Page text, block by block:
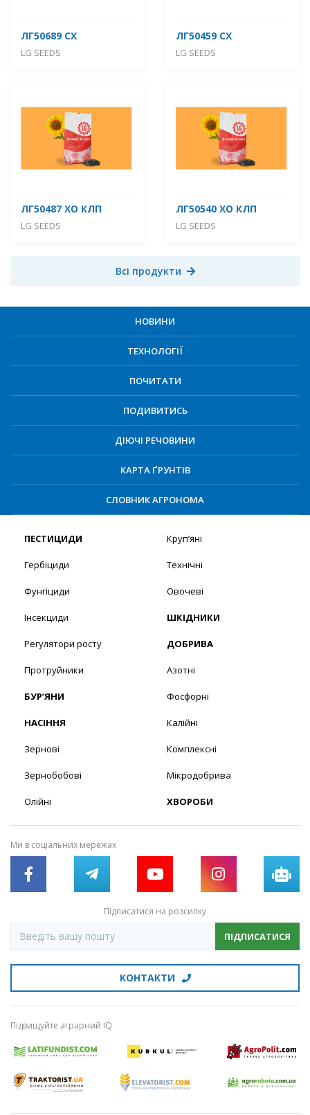
ЛГ50689 СХ
LG SEEDS
ЛГ50459 СХ
LG SEEDS
ЛГ50487 ХО КЛП
LG SEEDS
ЛГ50540 ХО КЛП
LG SEEDS
Всі продукти
НОВИНИ
ТЕХНОЛОГІЇ
ПОЧИТАТИ
ПОДИВИТИСЬ
ДІЮЧІ РЕЧОВИНИ
КАРТА ҐРУНТІВ
СЛОВНИК АГРОНОМА
ПЕСТИЦИДИ
Гербіциди
Фунгіциди
Інсекциди
Регулятори росту
Протруйники
БУР’ЯНИ
НАСІННЯ
Зернові
Зернобобові
Олійні
Круп’яні
Технічні
Овочеві
ШКІДНИКИ
ДОБРИВА
Азотні
Фосфорні
Калійні
Комплексні
Мікродобрива
ХВОРОБИ
Ми в соціальних мережах
Підписатися на розсилку
ПІДПИСАТИСЯ
КОНТАКТИ
Підвищуйте аграрний IQ